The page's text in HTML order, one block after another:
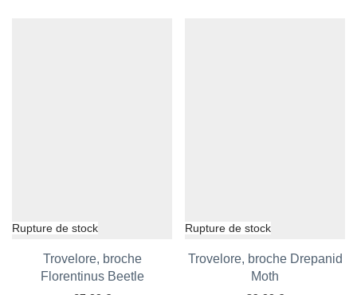
Trovelore, broche
Florentinus Beetle
Ajouter aux favoris
Trovelore, broche Drepanid
Moth
Ajouter aux favoris